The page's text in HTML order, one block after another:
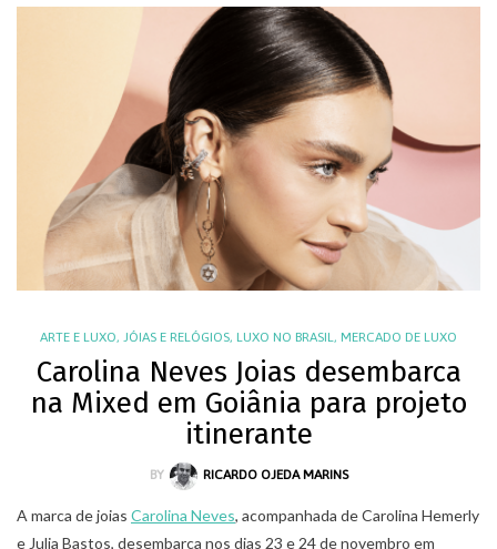
ARTE E LUXO, JÓIAS E RELÓGIOS, LUXO NO BRASIL, MERCADO DE LUXO
Carolina Neves Joias desembarca
na Mixed em Goiânia para projeto
itinerante
BY RICARDO OJEDA MARINS
A marca de joias Carolina Neves, acompanhada de Carolina Hemerly
e Julia Bastos, desembarca nos dias 23 e 24 de novembro em